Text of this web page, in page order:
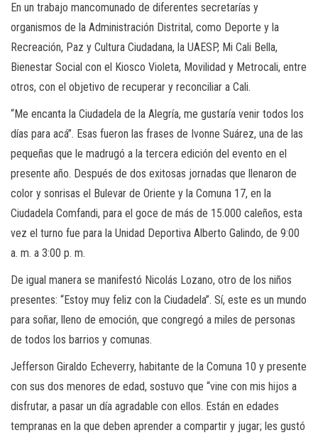
En un trabajo mancomunado de diferentes secretarías y
organismos de la Administración Distrital, como Deporte y la
Recreación, Paz y Cultura Ciudadana, la UAESP, Mi Cali Bella,
Bienestar Social con el Kiosco Violeta, Movilidad y Metrocali, entre
otros, con el objetivo de recuperar y reconciliar a Cali.
“Me encanta la Ciudadela de la Alegría, me gustaría venir todos los
días para acá”. Esas fueron las frases de Ivonne Suárez, una de las
pequeñas que le madrugó a la tercera edición del evento en el
presente año. Después de dos exitosas jornadas que llenaron de
color y sonrisas el Bulevar de Oriente y la Comuna 17, en la
Ciudadela Comfandi, para el goce de más de 15.000 caleños, esta
vez el turno fue para la Unidad Deportiva Alberto Galindo, de 9:00
a. m. a 3:00 p. m.
De igual manera se manifestó Nicolás Lozano, otro de los niños
presentes: “Estoy muy feliz con la Ciudadela”. Sí, este es un mundo
para soñar, lleno de emoción, que congregó a miles de personas
de todos los barrios y comunas.
Jefferson Giraldo Echeverry, habitante de la Comuna 10 y presente
con sus dos menores de edad, sostuvo que “vine con mis hijos a
disfrutar, a pasar un día agradable con ellos. Están en edades
tempranas en la que deben aprender a compartir y jugar; les gustó